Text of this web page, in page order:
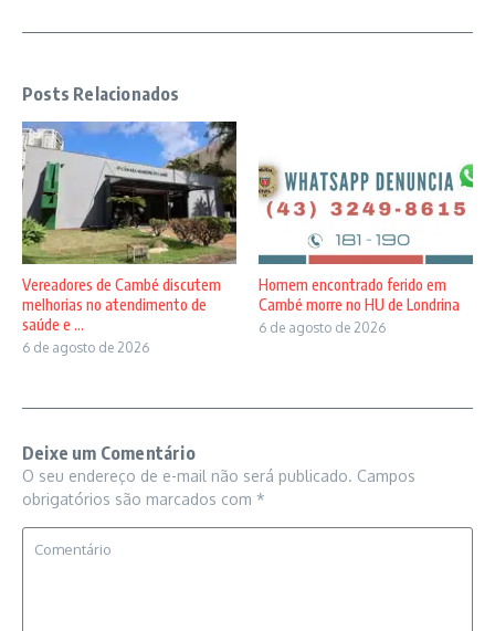
Posts Relacionados
Vereadores de Cambé discutem
melhorias no atendimento de
saúde e ...
6 de agosto de 2026
Homem encontrado ferido em
Cambé morre no HU de Londrina
6 de agosto de 2026
Deixe um Comentário
O seu endereço de e-mail não será publicado. Campos
obrigatórios são marcados com *